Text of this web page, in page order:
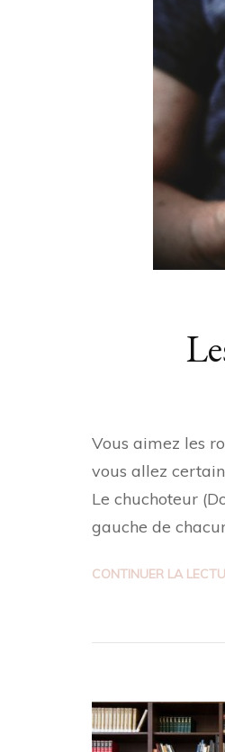
Vous aimez les
vous allez
Le chuchoteur
gauche de
CONTINUER LA